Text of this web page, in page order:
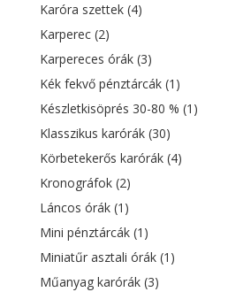
Karóra szettek (4)
Karperec (2)
Karpereces órák (3)
Kék fekvő pénztárcák (1)
Készletkisöprés 30-80 % (1)
Klasszikus karórák (30)
Körbetekerős karórák (4)
Kronográfok (2)
Láncos órák (1)
Mini pénztárcák (1)
Miniatűr asztali órák (1)
Műanyag karórák (3)